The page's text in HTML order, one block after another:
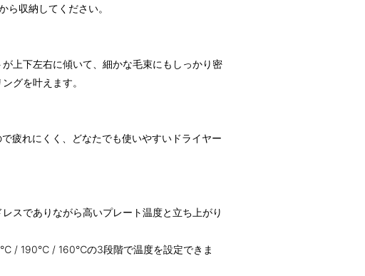
ら収納してください。
上下左右に傾いて、細かな毛束にもしっかり密
グを叶えます。
疲れにくく、どなたでも使いやすいドライヤー
スでありながら高いプレート温度と立ち上がり
/ 190℃ / 160℃の3段階で温度を設定できま